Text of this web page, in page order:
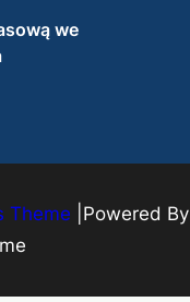
we
Theme |Powered By